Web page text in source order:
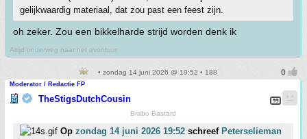
gelijkwaardig materiaal, dat zou past een feest zijn.
oh zeker. Zou een bikkelharde strijd worden denk ik
Altijd onderweg naar het avontuur
• zondag 14 juni 2026 @ 19:52 • 188
Moderator / Redactie FP
TheStigsDutchCousin
Brabo Bastard
Op zondag 14 juni 2026 19:52 schreef Peterselieman